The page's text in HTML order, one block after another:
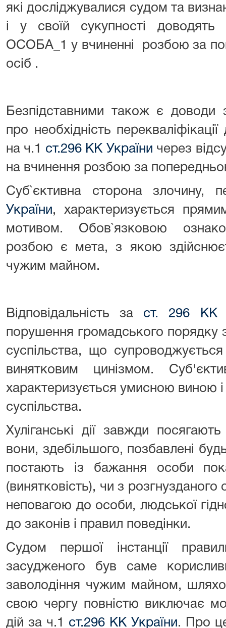
які досліджувалися судом та
і у своїй сукупності
ОСОБА_1 у вчиненні розбою за
осіб .
Безпідставними також є
про необхідність
на ч.1 ст.296 КК України через
на вчинення розбою за
Суб`єктивна сторона злочину,
України, характеризується
мотивом. Обов`язковою
розбою є мета, з якою
чужим майном.
Відповідальність за ст. 296 КК
порушення громадського порядку
суспільства, що
винятковим цинізмом.
характеризується умисною виною
суспільства.
Хуліганські дії завжди
вони, здебільшого, позбавлені
постають із бажання особи
(винятковість), чи з
неповагою до особи, людської
до законів і правил поведінки.
Судом першої інстанції
засудженого був саме
заволодіння чужим майном,
свою чергу повністю виключає
дій за ч.1 ст.296 КК України. Про